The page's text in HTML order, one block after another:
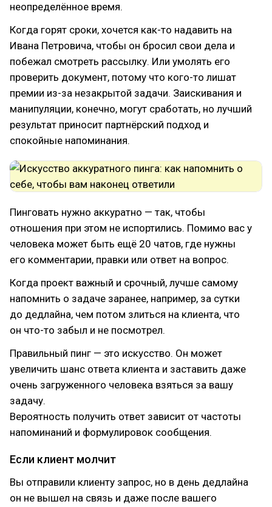
неопределённое время.
Когда горят сроки, хочется как-то надавить на
Ивана Петровича, чтобы он бросил свои дела и
побежал смотреть рассылку. Или умолять его
проверить документ, потому что кого-то лишат
премии из-за незакрытой задачи. Заискивания и
манипуляции, конечно, могут сработать, но лучший
результат приносит партнёрский подход и
спокойные напоминания.
Пинговать нужно аккуратно — так, чтобы
отношения при этом не испортились. Помимо вас у
человека может быть ещё 20 чатов, где нужны
его комментарии, правки или ответ на вопрос.
Когда проект важный и срочный, лучше самому
напомнить о задаче заранее, например, за сутки
до дедлайна, чем потом злиться на клиента, что
он что-то забыл и не посмотрел.
Правильный пинг — это искусство. Он может
увеличить шанс ответа клиента и заставить даже
очень загруженного человека взяться за вашу
задачу.
Вероятность получить ответ зависит от частоты
напоминаний и формулировок сообщения.
Если клиент молчит
Вы отправили клиенту запрос, но в день дедлайна
он не вышел на связь и даже после вашего